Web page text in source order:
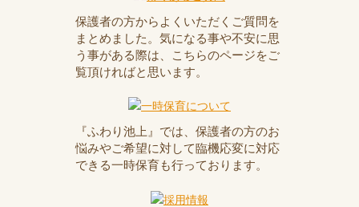
保護者の方からよくいただくご質問を
まとめました。気になる事や不安に思
う事がある際は、こちらのページをご
覧頂ければと思います。
『ふわり池上』では、保護者の方のお
悩みやご希望に対して臨機応変に対応
できる一時保育も行っております。